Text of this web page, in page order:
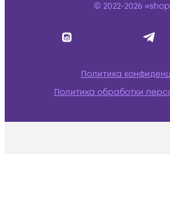
© 2022-2026
Политика
Политика обработки